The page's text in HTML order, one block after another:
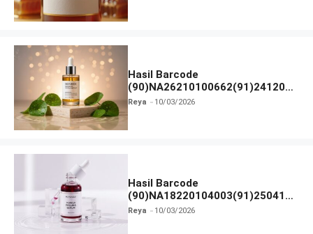
Hasil Barcode
(90)NA26210100662(91)241203
dan Izin BPOM
Reya 10/03/2026
Hasil Barcode
(90)NA18220104003(91)250418
dan Izin BPOM
Reya 10/03/2026